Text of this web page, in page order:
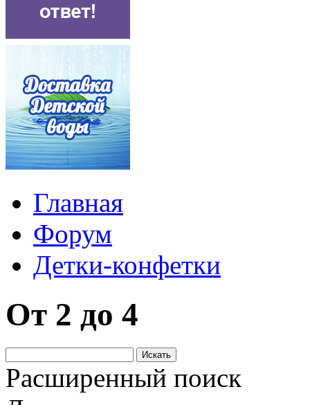
Главная
Форум
Детки-конфетки
От 2 до 4
Расширенный поиск